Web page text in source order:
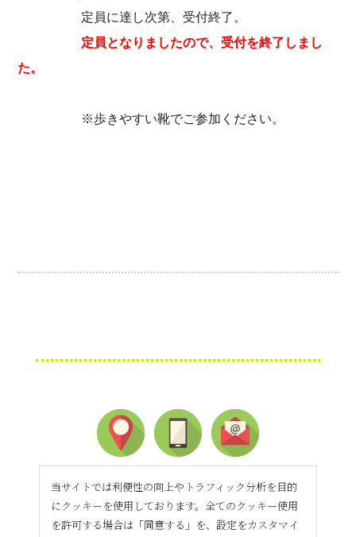
定員に達し次第、受付終了。
定員となりましたので、受付を終了しまし
た。
※歩きやすい靴でご参加ください。
当サイトでは利便性の向上やトラフィック分析を目的
にクッキーを使用しております。全てのクッキー使用
を許可する場合は「同意する」を、設定をカスタマイ